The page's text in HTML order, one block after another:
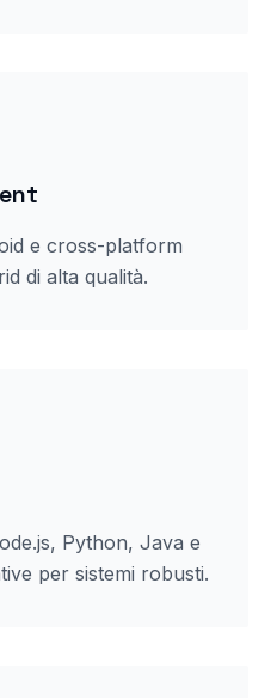
e cross-platform
di alta qualità.
Python, Java e
per sistemi robusti.